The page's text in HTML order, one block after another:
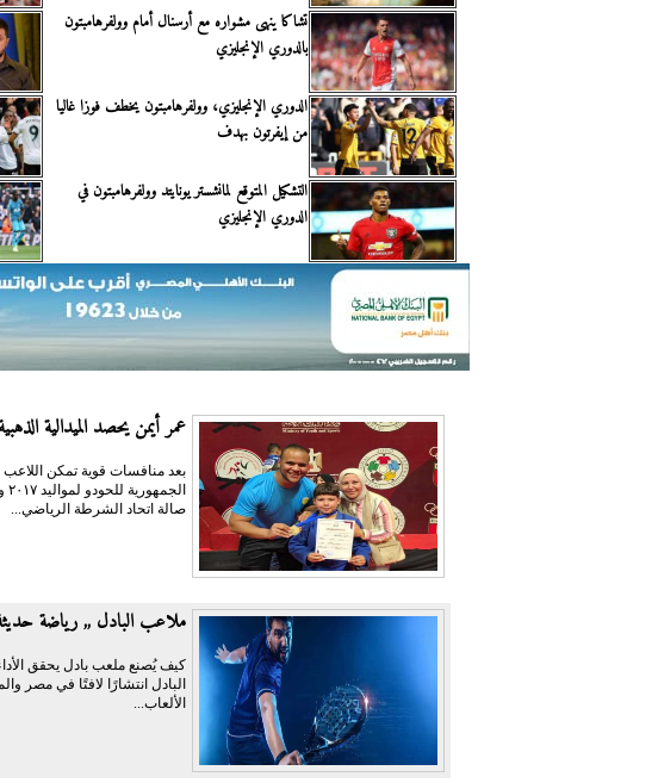
تشاكا ينهى مشواره مع أرسنال أمام وولفرهامبتون
بالدوري الإنجليزي
الدوري الإنجليزي، وولفرهامبتون يخطف فوزا غاليا
من إيفرتون بهدف
التشكيل المتوقع لمانشستر يونايتد وولفرهامبتون في
الدوري الإنجليزي
عمر أيمن يحصد الميدالية الذهبية
بعد منافسات قوية تمكن
صالة اتحاد الشرطة الرياضي...
ملاعب البادل ,, رياضة
كيف يُصنع ملعب بادل يحقق
البادل انتشارًا لافتًا في مصر
الألعاب...